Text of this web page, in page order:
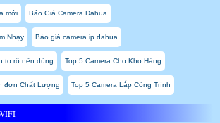
mới Báo Giá Camera Dahua
Nhạy Báo giá camera ip dahua
to rõ nên dùng Top 5 Camera Cho Kho Hàng
đơn Chất Lượng Top 5 Camera Lắp Công Trình